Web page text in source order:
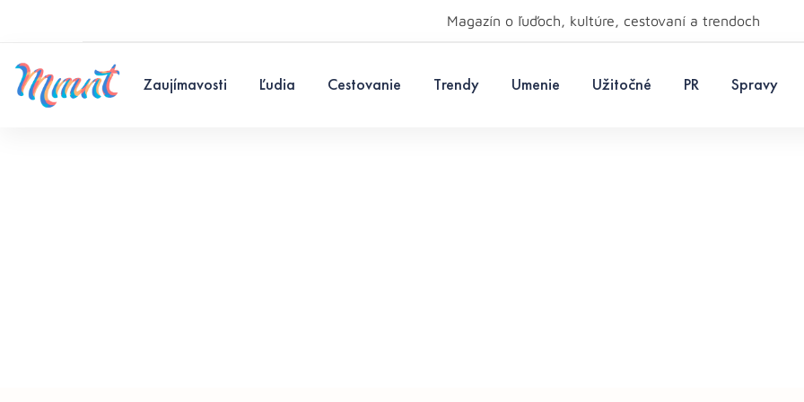
Magazín o ľuďoch, kultúre, cestovaní a trendoch
Zaujímavosti Ľudia Cestovanie Trendy Umenie Užitočné PR Spravy